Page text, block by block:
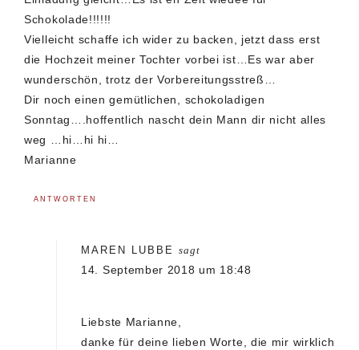
Schokolade!!!!!!
Vielleicht schaffe ich wider zu backen, jetzt dass erst
die Hochzeit meiner Tochter vorbei ist…Es war aber
wunderschön, trotz der Vorbereitungsstreß…
Dir noch einen gemütlichen, schokoladigen
Sonntag….hoffentlich nascht dein Mann dir nicht alles
weg …hi…hi hi…
Marianne
ANTWORTEN
MAREN LUBBE sagt
14. September 2018 um 18:48
Liebste Marianne,
danke für deine lieben Worte, die mir wirklich